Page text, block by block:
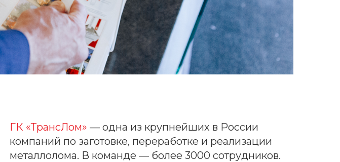
ГК «ТрансЛом» — одна из крупнейших в России
компаний по заготовке, переработке и реализации
металлолома. В команде — более 3000 сотрудников.